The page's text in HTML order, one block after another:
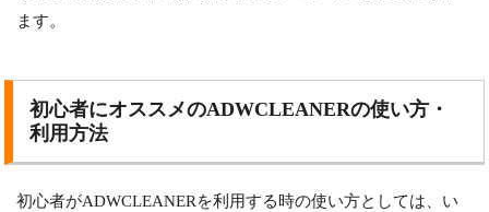
ます。
初心者にオススメのADWCLEANERの使い方・
利用方法
初心者がADWCLEANERを利用する時の使い方としては、い